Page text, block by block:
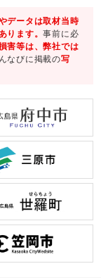
データは取材当時
ります。事前に必
害等は、弊社では
なびに掲載の写